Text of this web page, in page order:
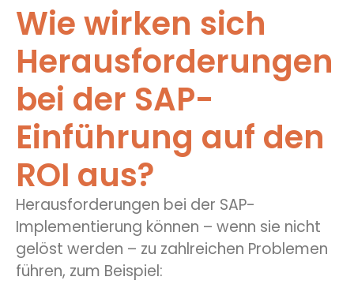
Wie wirken sich
Herausforderungen
bei der SAP-
Einführung auf den
ROI aus?
Herausforderungen bei der SAP-
Implementierung können – wenn sie nicht
gelöst werden – zu zahlreichen Problemen
führen, zum Beispiel: